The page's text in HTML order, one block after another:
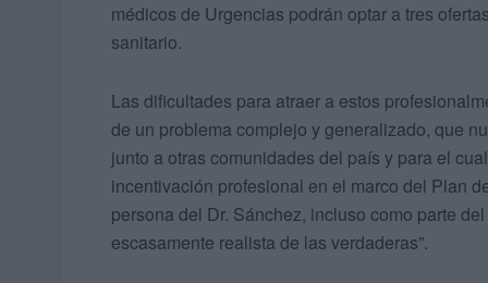
médicos de Urgencias podrán optar a tres
sanitario.
Las dificultades para atraer a estos
de un problema complejo y generalizado, que
junto a otras comunidades del país y para el
incentivación profesional en el marco del Plan
persona del Dr. Sánchez, incluso como parte
escasamente realista de las verdaderas”.